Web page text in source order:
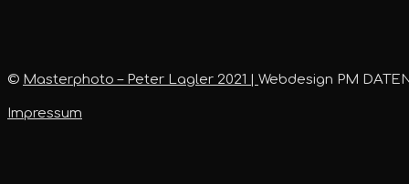
© Masterphoto – Peter Lagler 2021 | Webdesign PM
Impressum